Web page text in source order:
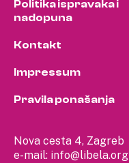
Nova cesta 4, Zagreb
e-mail: info@libela.org
Politika ispravaka i
nadopuna
Kontakt
Impressum
Pravila ponašanja